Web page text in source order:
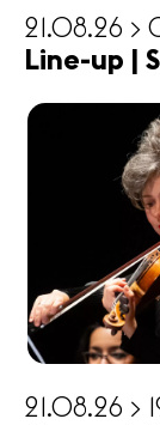
21.08.26 >
Line-up |
21.08.26 >